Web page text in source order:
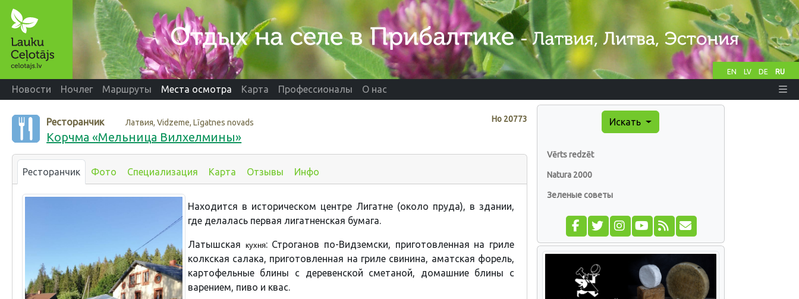
EN LV DE RU
Новости Ночлег Маршруты Места осмотра Карта Профессионалы О нас
Нo 20773
Ресторанчик Латвия, Vidzeme, Līgatnes novads
Корчма «Мельница Вилхелмины»
Ресторанчик Фото Специализация Карта Отзывы Инфо
Находится в историческом центре Лигатне (около пруда), в здании,
где делалась первая лигатненская бумага.
Латышская кухня: Строганов по-Видземски, приготовленная на гриле
колкская салака, приготовленная на гриле свинина, аматская форель,
картофельные блины с деревенской сметаной, домашние блины с
варением, пиво и квас.
Искать
Vērts redzēt
Natura 2000
Зеленые советы